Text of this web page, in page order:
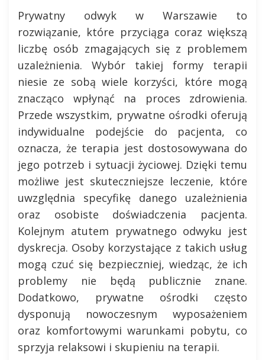
Prywatny odwyk w Warszawie to
rozwiązanie, które przyciąga coraz większą
liczbę osób zmagających się z problemem
uzależnienia. Wybór takiej formy terapii
niesie ze sobą wiele korzyści, które mogą
znacząco wpłynąć na proces zdrowienia.
Przede wszystkim, prywatne ośrodki oferują
indywidualne podejście do pacjenta, co
oznacza, że terapia jest dostosowywana do
jego potrzeb i sytuacji życiowej. Dzięki temu
możliwe jest skuteczniejsze leczenie, które
uwzględnia specyfikę danego uzależnienia
oraz osobiste doświadczenia pacjenta.
Kolejnym atutem prywatnego odwyku jest
dyskrecja. Osoby korzystające z takich usług
mogą czuć się bezpieczniej, wiedząc, że ich
problemy nie będą publicznie znane.
Dodatkowo, prywatne ośrodki często
dysponują nowoczesnym wyposażeniem
oraz komfortowymi warunkami pobytu, co
sprzyja relaksowi i skupieniu na terapii.